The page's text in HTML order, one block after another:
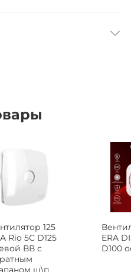
125
Rio 5C D125
ВВ с
ERA
D100